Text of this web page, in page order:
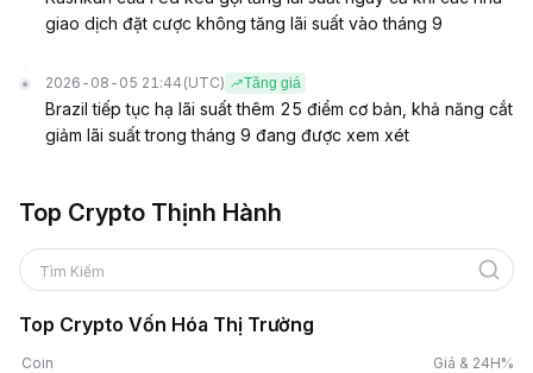
giao dịch đặt cược không tăng lãi suất vào tháng 9
2026-08-05 21:44 (UTC) Tăng giá
Brazil tiếp tục hạ lãi suất thêm 25 điểm cơ bản, khả năng cắt
giảm lãi suất trong tháng 9 đang được xem xét
Top Crypto Thịnh Hành
Tìm Kiếm
Top Crypto Vốn Hóa Thị Trường
Coin Giá & 24H%